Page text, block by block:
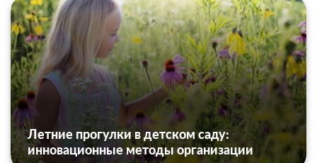
Летние прогулки в детском саду:
инновационные методы организации